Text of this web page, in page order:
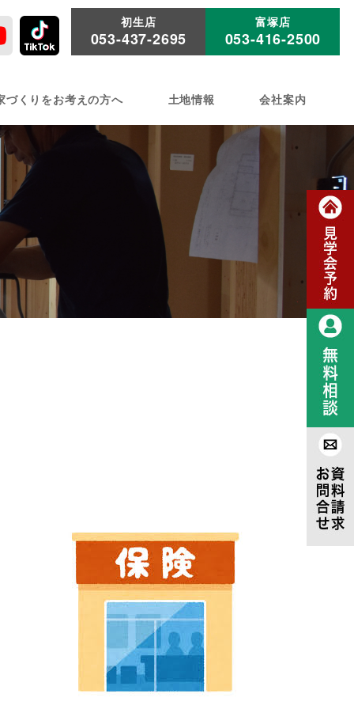
初生店
053-437-2695
富塚店
053-416-2500
づくりをお考えの方へ 土地情報 会社案内